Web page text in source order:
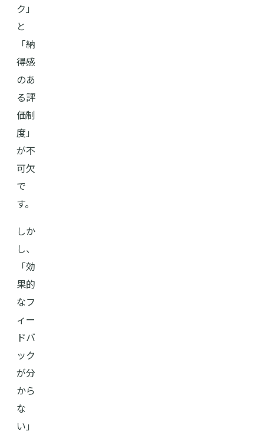
ク」
と
「納
得感
のあ
る評
価制
度」
が不
可欠
で
す。
しか
し、
「効
果的
なフ
ィー
ドバ
ック
が分
から
な
い」